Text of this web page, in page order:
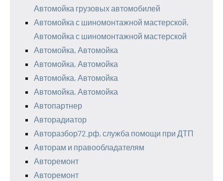
Автомойка грузовых автомобилей
Автомойка с шиномонтажной мастерской,
Автомойка с шиномонтажной мастерской
Автомойка, Автомойка
Автомойка, Автомойка
Автомойка, Автомойка
Автомойка, Автомойка
Автопартнер
Авторадиатор
Авторазбор72.рф, служба помощи при ДТП
Авторам и правообладателям
Авторемонт
Авторемонт